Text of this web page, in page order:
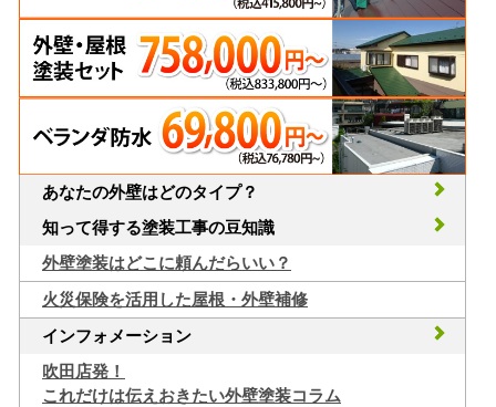
あなたの外壁はどのタイプ？
知って得する塗装工事の豆知識
外壁塗装はどこに頼んだらいい？
火災保険を活用した屋根・外壁補修
インフォメーション
吹田店発！
これだけは伝えおきたい外壁塗装コラム